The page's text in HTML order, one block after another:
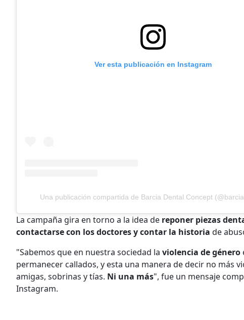
Ver esta publicación en Instagram
Una publicación compartida de Barcia Dental Concept
La campaña gira en torno a la idea de reponer piezas
contactarse con los doctores y contar la historia de
"Sabemos que en nuestra sociedad la violencia de género
permanecer callados, y esta una manera de decir no más
amigas, sobrinas y tías. Ni una más", fue un mensaje
Instagram.